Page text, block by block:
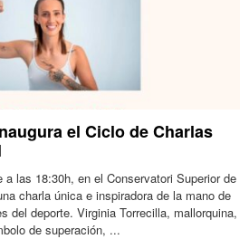
el Ciclo de Charlas
las 18:30h, en el Conservatori Superior de
charla única e inspiradora de la mano de
del deporte. Virginia Torrecilla, mallorquina,
de superación, ...